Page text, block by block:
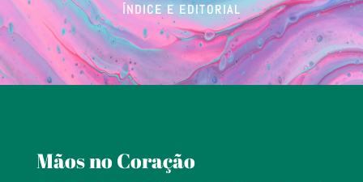
ÍNDICE E EDITORIAL
Mãos no Coração